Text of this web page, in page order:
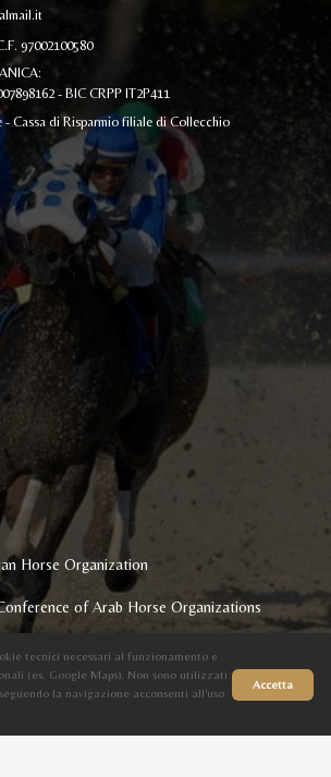
97002100580
- BIC CRPP IT2P411
Cassa di Risparmio filiale di Collecchio
Horse Organization
of Arab Horse Organizations
tecnici necessari al funzionamento e
(es. Google Maps). Non sono utilizzati
la navigazione acconsenti all'uso
Accetta